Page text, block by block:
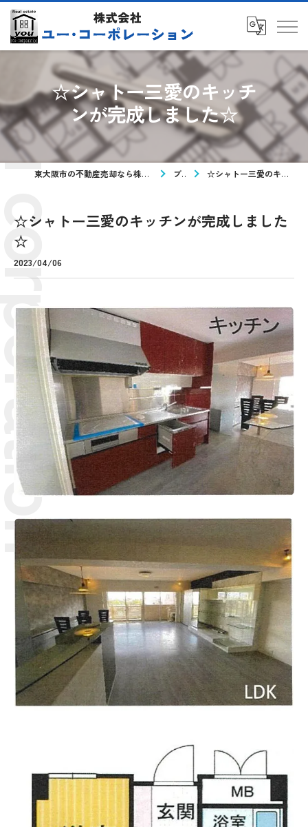
☆シャトー三愛のキッチ
ンが完成しました☆
東大阪市の不動産売却なら株式会社ユー・コーポレーション ブログ ☆シャトー三愛のキッチンが完成しました☆
☆シャトー三愛のキッチンが完成しました
☆
2023/04/06